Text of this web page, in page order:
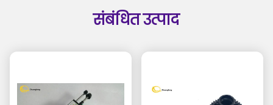
संबंधित उत्पाद